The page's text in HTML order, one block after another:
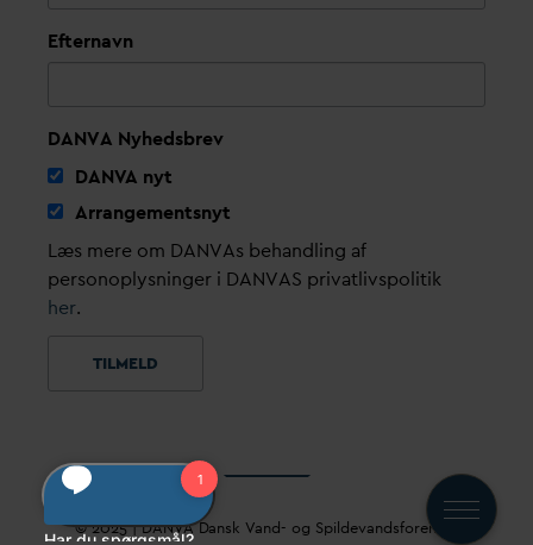
Efternavn
DANVA Nyhedsbrev
DANVA nyt
Arrangementsnyt
Læs mere om DANVAs behandling af
personoplysninger i DANVAS privatlivspolitik
her.
© 2025 |DANVADanskVand- og Spildevandsforening